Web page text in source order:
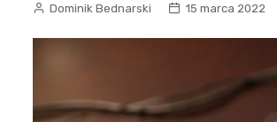
Dominik Bednarski 15 marca 2022